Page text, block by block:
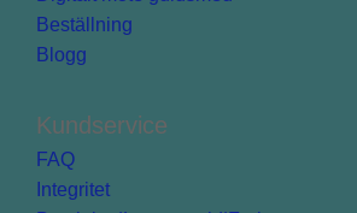
Beställning
Blogg
Kundservice
FAQ
Integritet